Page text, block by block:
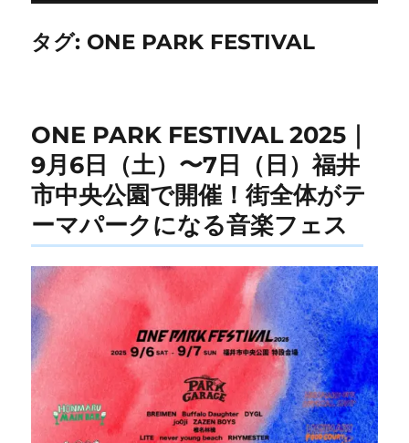
タグ: ONE PARK FESTIVAL
ONE PARK FESTIVAL 2025｜
9月6日（土）〜7日（日）福井
市中央公園で開催！街全体がテ
ーマパークになる音楽フェス